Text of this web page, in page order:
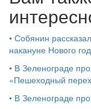
• Собянин
накануне Нового
• В Зеленограде
«Пешеходный
• В Зеленограде